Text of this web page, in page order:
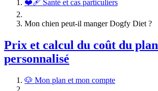
❤️‍🩹 Santé et cas particuliers
Mon chien peut-il manger Dogfy Diet ?
Prix et calcul du coût du plan
personnalisé
🐶 Mon plan et mon compte